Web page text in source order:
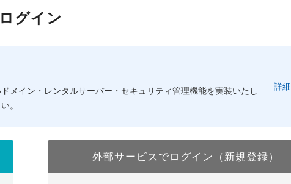
ドメイン一括検索
WHOIS検索
バリュードメインAPI
以下でもログイン可能
以下でも登録可能
ログイン
メイン・レンタルサーバー・セキュリティ管理機能を実装いたし
。
詳細
外部サービスでログイン（新規登録）